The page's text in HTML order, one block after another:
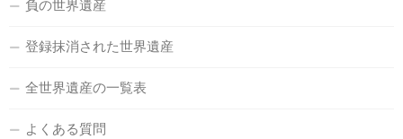
負の世界遺産
登録抹消された世界遺産
全世界遺産の一覧表
よくある質問